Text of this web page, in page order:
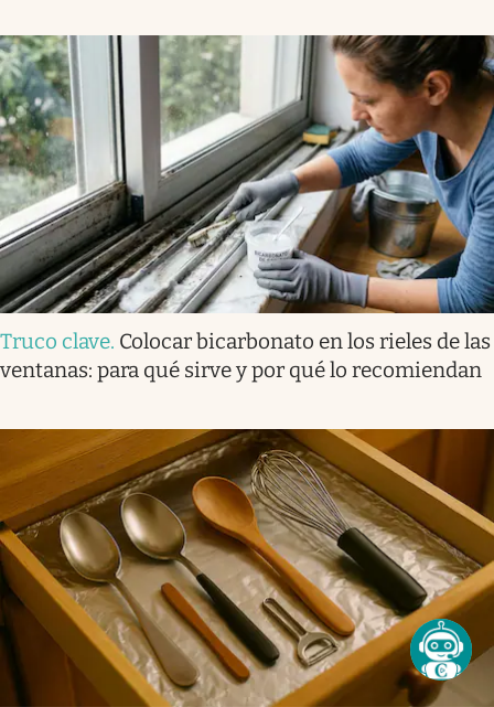
Truco clave. Colocar bicarbonato en los rieles de las
ventanas: para qué sirve y por qué lo recomiendan